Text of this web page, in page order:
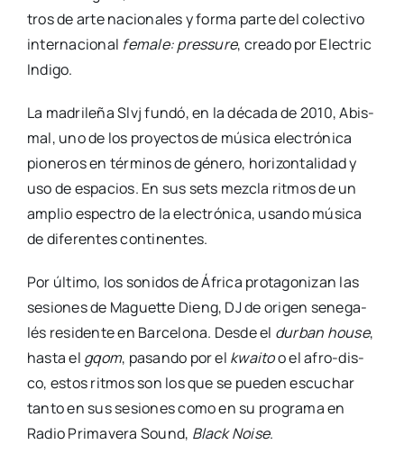
tros de arte nacio­na­les y for­ma par­te del colec­ti­vo
inter­na­cio­nal fema­le: pres­su­re, crea­do por Elec­tric
Indi­go.
La madri­le­ña Slvj fun­dó, en la déca­da de 2010, Abis­
mal, uno de los pro­yec­tos de músi­ca elec­tró­ni­ca
pio­ne­ros en tér­mi­nos de géne­ro, hori­zon­ta­li­dad y
uso de espa­cios. En sus sets mez­cla rit­mos de un
amplio espec­tro de la elec­tró­ni­ca, usan­do músi­ca
de dife­ren­tes con­ti­nen­tes.
Por últi­mo, los soni­dos de Áfri­ca pro­ta­go­ni­zan las
sesio­nes de Maguet­te Dieng, DJ de ori­gen sene­ga­
lés resi­den­te en Bar­ce­lo­na. Des­de el dur­ban hou­se,
has­ta el gqom, pasan­do por el kwai­too el afro-dis­­
co, estos rit­mos son los que se pue­den escu­char
tan­to en sus sesio­nes como en su pro­gra­ma en
Radio Pri­ma­ve­ra Sound, Black Noi­se.